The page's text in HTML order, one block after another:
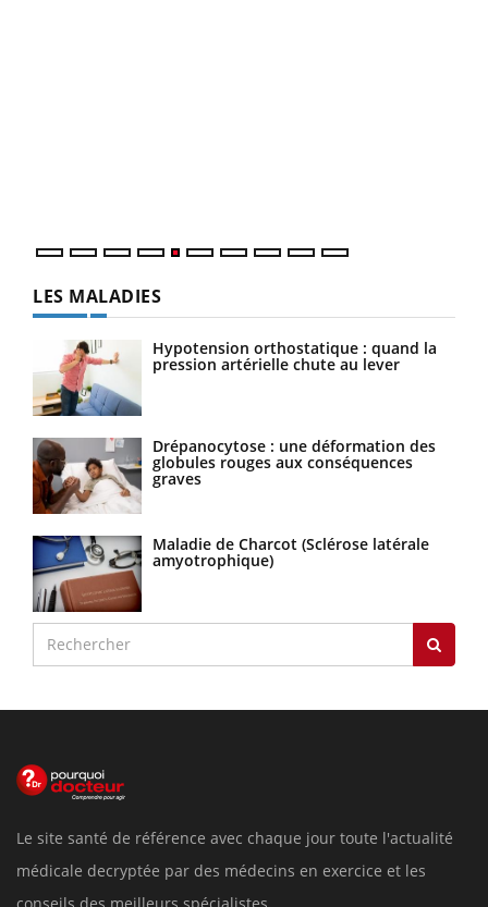
LES MALADIES
Hypotension orthostatique : quand la
pression artérielle chute au lever
Drépanocytose : une déformation des
globules rouges aux conséquences
graves
Maladie de Charcot (Sclérose latérale
amyotrophique)
Le site santé de référence avec chaque jour toute l'actualité
médicale decryptée par des médecins en exercice et les
conseils des meilleurs spécialistes.